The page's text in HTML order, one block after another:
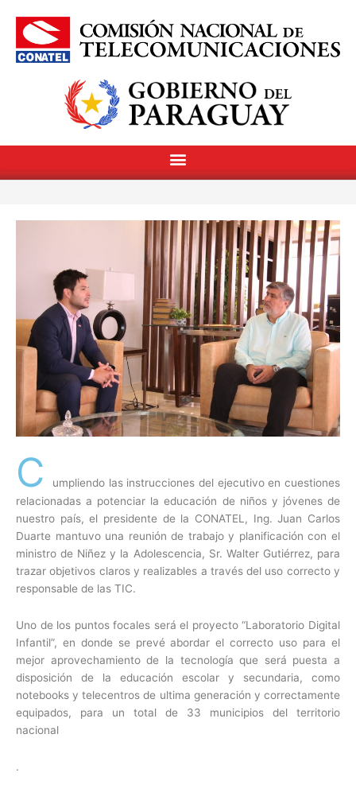
C
umpliendo las instrucciones del ejecutivo en cuestiones
relacionadas a potenciar la educación de niños y jóvenes de
nuestro país, el presidente de la CONATEL, Ing. Juan Carlos
Duarte mantuvo una reunión de trabajo y planificación con el
ministro de Niñez y la Adolescencia, Sr. Walter Gutiérrez, para
trazar objetivos claros y realizables a través del uso correcto y
responsable de las TIC.
Uno de los puntos focales será el proyecto “Laboratorio Digital
Infantil”, en donde se prevé abordar el correcto uso para el
mejor aprovechamiento de la tecnología que será puesta a
disposición de la educación escolar y secundaria, como
notebooks y telecentros de ultima generación y correctamente
equipados, para un total de 33 municipios del territorio
nacional
.